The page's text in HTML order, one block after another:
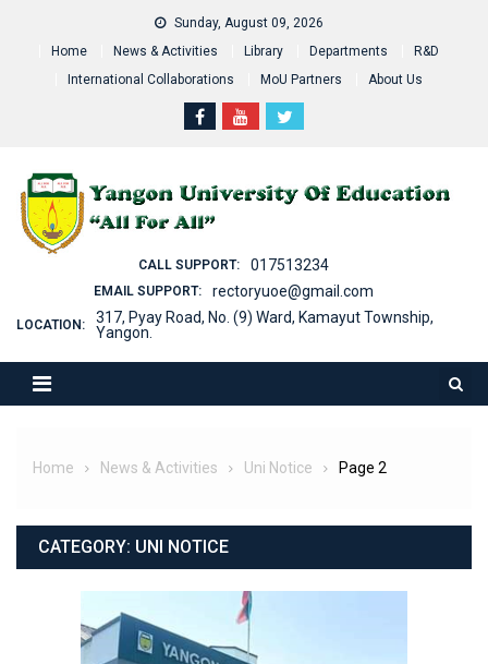
Sunday, August 09, 2026
Home
News & Activities Library Departments
R&D
International Collaborations
MoU Partners About Us
CALL SUPPORT: 017513234
EMAIL SUPPORT: rectoryuoe@gmail.com
LOCATION:
317, Pyay Road, No. (9) Ward, Kamayut Township,
Yangon.
Home News & Activities Uni Notice Page 2
CATEGORY: UNI NOTICE